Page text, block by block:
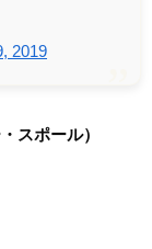
2019
スポール）